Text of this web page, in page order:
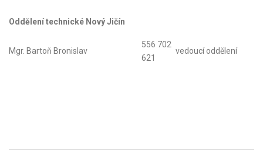
Oddělení technické Nový Jičín
Mgr. Bartoň Bronislav
556 702
621
vedoucí oddělení